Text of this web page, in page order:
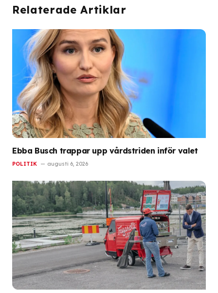
Relaterade Artiklar
Ebba Busch trappar upp vårdstriden inför valet
POLITIK augusti 6, 2026